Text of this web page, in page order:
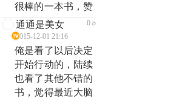
很棒的一本书，赞
通通是美女
2015-12-01 21:16
0
俺是看了以后决定
开始行动的，陆续
也看了其他不错的
书，觉得最近大脑